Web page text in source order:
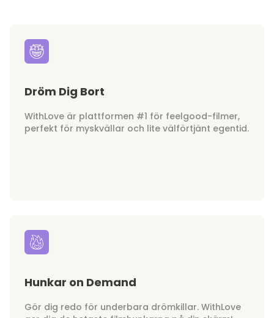
Dröm Dig Bort
WithLove är plattformen #1 för feelgood-filmer,
perfekt för myskvällar och lite välförtjänt egentid.
Hunkar on Demand
Gör dig redo för underbara drömkillar. WithLove